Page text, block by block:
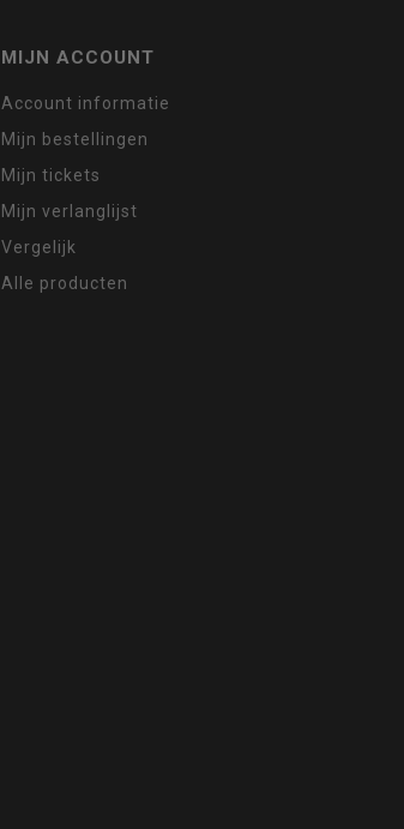
MIJN ACCOUNT
Account informatie
Mijn bestellingen
Mijn tickets
Mijn verlanglijst
Vergelijk
Alle producten